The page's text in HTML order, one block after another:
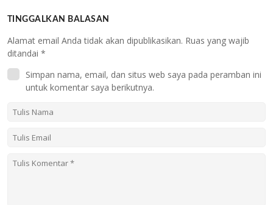
TINGGALKAN BALASAN
Alamat email Anda tidak akan dipublikasikan. Ruas yang wajib
ditandai *
Simpan nama, email, dan situs web saya pada peramban ini
untuk komentar saya berikutnya.